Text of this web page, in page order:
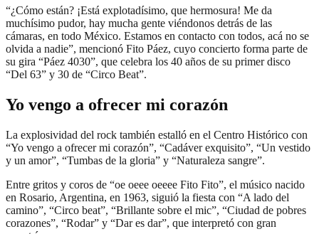
“¿Cómo están? ¡Está explotadísimo, que hermosura! Me da
muchísimo pudor, hay mucha gente viéndonos detrás de las
cámaras, en todo México. Estamos en contacto con todos, acá no se
olvida a nadie”, mencionó Fito Páez, cuyo concierto forma parte de
su gira “Páez 4030”, que celebra los 40 años de su primer disco
“Del 63” y 30 de “Circo Beat”.
Yo vengo a ofrecer mi corazón
La explosividad del rock también estalló en el Centro Histórico con
“Yo vengo a ofrecer mi corazón”, “Cadáver exquisito”, “Un vestido
y un amor”, “Tumbas de la gloria” y “Naturaleza sangre”.
Entre gritos y coros de “oe oeee oeeee Fito Fito”, el músico nacido
en Rosario, Argentina, en 1963, siguió la fiesta con “A lado del
camino”, “Circo beat”, “Brillante sobre el mic”, “Ciudad de pobres
corazones”, “Rodar” y “Dar es dar”, que interpretó con gran